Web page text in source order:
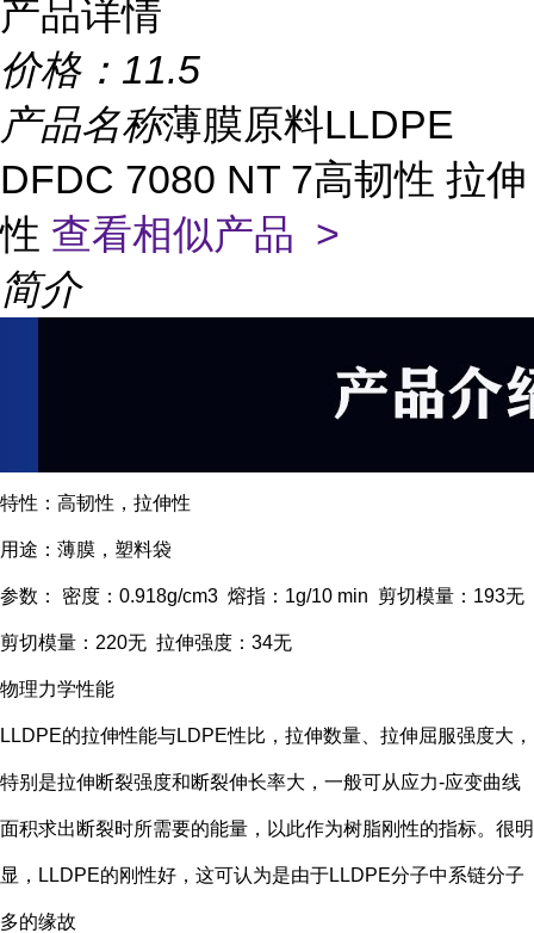
产品详情
价格： 11.5
产品名称薄膜原料LLDPE
DFDC 7080 NT 7高韧性 拉伸
性 查看相似产品 >
简介
特性：高韧性，拉伸性
用途：薄膜，塑料袋
参数： 密度：0.918g/cm3 熔指：1g/10 min 剪切模量：193无
剪切模量：220无 拉伸强度：34无
物理力学性能
LLDPE的拉伸性能与LDPE性比，拉伸数量、拉伸屈服强度大，
特别是拉伸断裂强度和断裂伸长率大，一般可从应力-应变曲线
面积求出断裂时所需要的能量，以此作为树脂刚性的指标。很明
显，LLDPE的刚性好，这可认为是由于LLDPE分子中系链分子
多的缘故